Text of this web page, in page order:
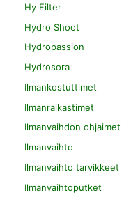
Hy Filter
Hydro Shoot
Hydropassion
Hydrosora
Ilmankostuttimet
Ilmanraikastimet
Ilmanvaihdon ohjaimet
Ilmanvaihto
Ilmanvaihto tarvikkeet
Ilmanvaihtoputket